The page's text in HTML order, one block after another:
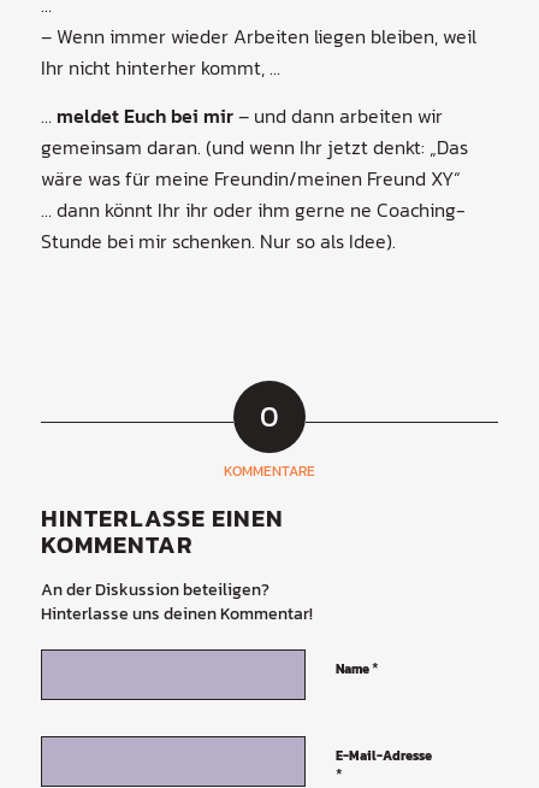
– Wenn immer wieder Arbeiten liegen bleiben, weil
Ihr nicht hinterher kommt, …
… meldet Euch bei mir– und dann arbeiten wir
gemeinsam daran. (und wenn Ihr jetzt denkt: „Das
wäre was für meine Freundin/meinen Freund XY“
… dann könnt Ihr ihr oder ihm gerne ne Coaching-
Stunde bei mir schenken. Nur so als Idee).
0
KOMMENTARE
HINTERLASSE EINEN
KOMMENTAR
An der Diskussion beteiligen?
Hinterlasse uns deinen Kommentar!
Name*
E-Mail-Adresse
*